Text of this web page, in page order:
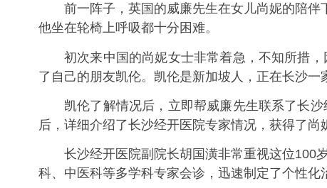
前一阵子，英国的威廉先生在女儿尚妮的陪伴
他坐在轮椅上呼吸都十分困难。
初次来中国的尚妮女士非常着急，不知所措，
了自己的朋友凯伦。凯伦是新加坡人，正在长沙一
凯伦了解情况后，立即帮威廉先生联系了长沙
后，详细介绍了长沙经开医院专家情况，获得了
长沙经开医院副院长胡国潢非常重视这位100岁
科、中医科等多学科专家会诊，迅速制定了个性化